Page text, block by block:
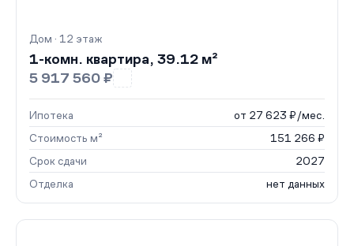
Дом · 12 этаж
1-комн. квартира, 39.12 м²
5 917 560 ₽
Ипотека
от 27 623 ₽/мес.
Стоимость м²
151 266 ₽
Срок сдачи
2027
Отделка
нет данных